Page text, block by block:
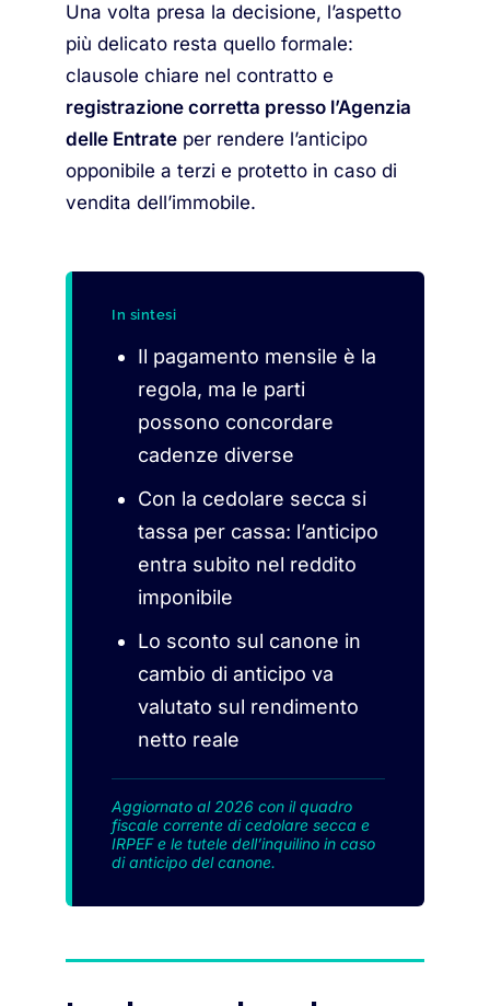
Una volta presa la decisione, l’aspetto
più delicato resta quello formale:
clausole chiare nel contratto e
registrazione corretta presso l’Agenzia
delle Entrate per rendere l’anticipo
opponibile a terzi e protetto in caso di
vendita dell’immobile.
In sintesi
Il pagamento mensile è la
regola, ma le parti
possono concordare
cadenze diverse
Con la cedolare secca si
tassa per cassa: l’anticipo
entra subito nel reddito
imponibile
Lo sconto sul canone in
cambio di anticipo va
valutato sul rendimento
netto reale
Aggiornato al 2026 con il quadro
fiscale corrente di cedolare secca e
IRPEF e le tutele dell’inquilino in caso
di anticipo del canone.